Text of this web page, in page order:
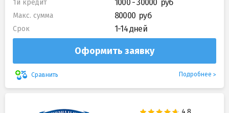
1й кредит 1000 - 30000
Макс. сумма 80000
Срок 1-14 дней
Оформить заявку
Сравнить Подробнее